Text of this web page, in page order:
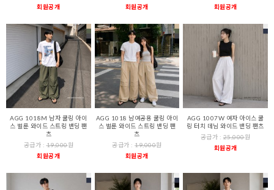
회원공개
회원공개
회원공개
AGG 1018M 남자 쿨링 아이
스 벌룬 와이드 스트링 밴딩 팬
츠
공급가 :19,000원
회원공개
AGG 1018 남여공용 쿨링 아이
스 벌룬 와이드 스트링 밴딩 팬
츠
공급가 :19,000원
회원공개
AGG 1007W 여자 아이스 쿨
링 터치 데님 와이드 밴딩 팬츠
공급가 : 25,000원
회원공개